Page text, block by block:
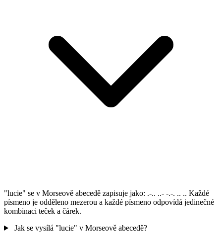
"lucie" se v Morseově abecedě zapisuje jako: .-.. ..- -.-. .. .. Každé
písmeno je odděleno mezerou a každé písmeno odpovídá jedinečné
kombinaci teček a čárek.
Jak se vysílá "lucie" v Morseově abecedě?